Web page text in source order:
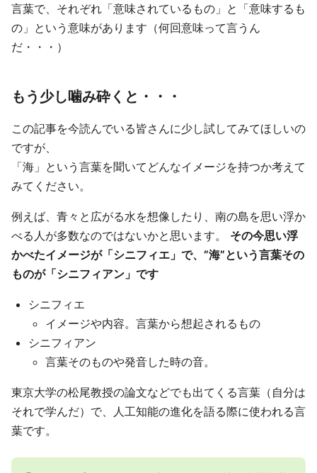
言葉で、それぞれ「意味されているもの」と「意味するも
の」という意味があります（何回意味って言うん
だ・・・）
もう少し噛み砕くと・・・
この記事を今読んでいる皆さんに少し試してみてほしいの
ですが、
「海」という言葉を聞いてどんなイメージを持つか考えて
みてください。
例えば、青々と広がる水を想像したり、南の島を思い浮か
べる人が多数なのではないかと思います。 その今思い浮
かべたイメージが「シニフィエ」で、”海”という言葉その
ものが「シニフィアン」です
シニフィエ
イメージや内容。言葉から想起されるもの
シニフィアン
言葉そのものや発音した時の音。
東京大学の松尾教授の論文などでも出てくる言葉（自分は
それで学んだ）で、人工知能の進化を語る際に使われる言
葉です。